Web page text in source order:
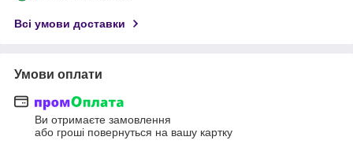
Всі умови доставки
Умови оплати
Ви отримаєте замовлення
або гроші повернуться на вашу картку